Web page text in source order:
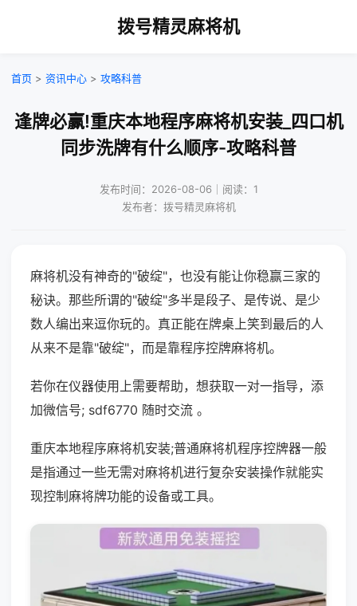
拨号精灵麻将机
首页 > 资讯中心 > 攻略科普
逢牌必赢!重庆本地程序麻将机安装_四口机
同步洗牌有什么顺序-攻略科普
发布时间：2026-08-06｜阅读：1
发布者：拨号精灵麻将机
麻将机没有神奇的"破绽"，也没有能让你稳赢三家的
秘诀。那些所谓的"破绽"多半是段子、是传说、是少
数人编出来逗你玩的。真正能在牌桌上笑到最后的人
从来不是靠"破绽"，而是靠程序控牌麻将机。
若你在仪器使用上需要帮助，想获取一对一指导，添
加微信号; sdf6770 随时交流 。
重庆本地程序麻将机安装;普通麻将机程序控牌器一般
是指通过一些无需对麻将机进行复杂安装操作就能实
现控制麻将牌功能的设备或工具。